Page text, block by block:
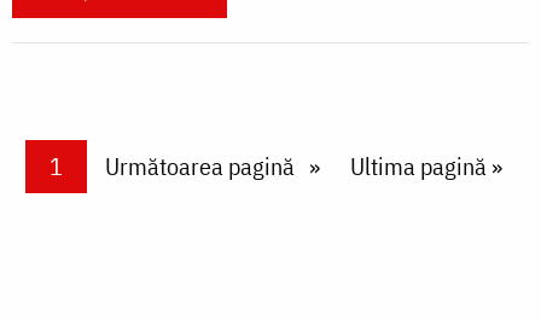
PaginareCurrent page
1 Next page
Următoarea pagină Last page
Ultima pagină »